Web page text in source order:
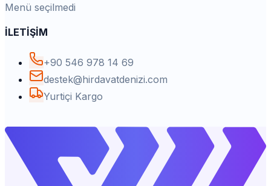
Menü seçilmedi
İLETİŞİM
+90 546 978 14 69
destek@hirdavatdenizi.com
Yurtiçi Kargo